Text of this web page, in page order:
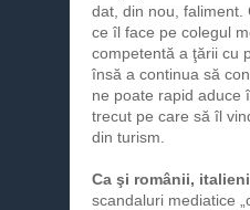
dat, din nou, faliment.
ce îl face pe colegul
competentă a ţării cu
însă a continua să
ne poate rapid aduce
trecut pe care să îl
din turism.
Ca şi românii,
scandaluri mediatice